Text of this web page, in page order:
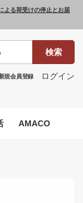
よる荷受けの停止とお届
検索
規会員登録 ログイン
AMACO